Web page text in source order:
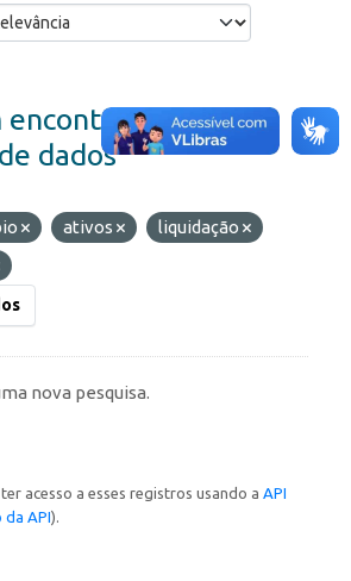
encontrados
dados
ativos
liquidação
nova pesquisa.
acesso a esses registros usando a API
da API).